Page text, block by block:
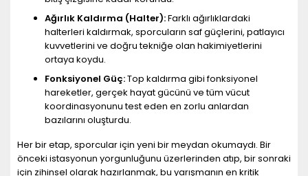
Ağırlık Kaldırma (Halter):Farklı ağırlıklardaki
halterleri kaldırmak, sporcuların saf güçlerini, patlayıcı
kuvvetlerini ve doğru tekniğe olan hakimiyetlerini
ortaya koydu.
Fonksiyonel Güç:Top kaldırma gibi fonksiyonel
hareketler, gerçek hayat gücünü ve tüm vücut
koordinasyonunu test eden en zorlu anlardan
bazılarını oluşturdu.
Her bir etap, sporcular için yeni bir meydan okumaydı. Bir
önceki istasyonun yorgunluğunu üzerlerinden atıp, bir sonraki
için zihinsel olarak hazırlanmak, bu yarışmanın en kritik